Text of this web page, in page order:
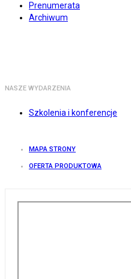
Prenumerata
Archiwum
NASZE WYDARZENIA
Szkolenia i konferencje
MAPA STRONY
OFERTA PRODUKTOWA